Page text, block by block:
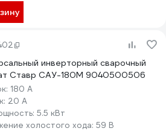
инверторный сварочный
Ставр САУ-180М 9040500506
180 А
20 А
5.5 кВт
холостого хода: 59 В